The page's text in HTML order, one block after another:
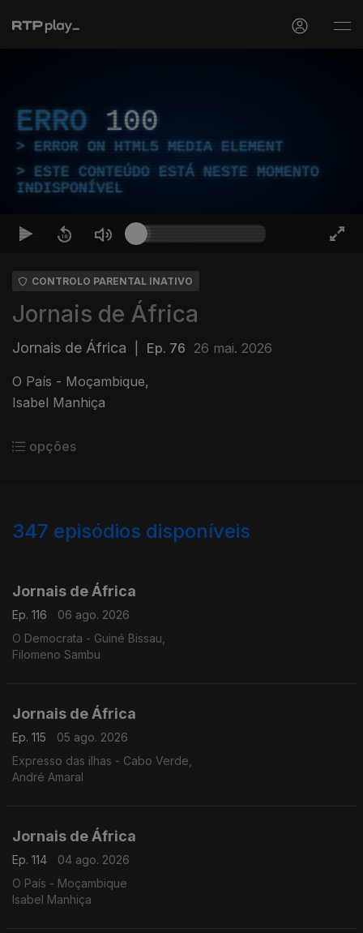
ERRO 100
ERROR ON HTML5 MEDIA ELEMENT
ESTE CONTEÚDO ESTÁ NESTE MOMENTO
INDISPONÍVEL
CONTROLO PARENTAL INATIVO
Jornais de África
Jornais de África Ep. 76 26 mai. 2026
O País - Moçambique,
Isabel Manhiça
opções
347 episódios disponíveis
Jornais de África
Ep. 116
06 ago. 2026
O Democrata - Guiné Bissau,
Filomeno Sambu
Jornais de África
Ep. 115
05 ago. 2026
Expresso das ilhas - Cabo Verde,
André Amaral
Jornais de África
Ep. 114
04 ago. 2026
O País - Moçambique
Isabel Manhiça